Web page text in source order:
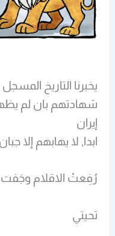
يخبرنا التاريخ
شهادتهم بان لم
إيران
ابدا, لا يهابهم إلا
رُفِعتْ الاقلام
تحيتي